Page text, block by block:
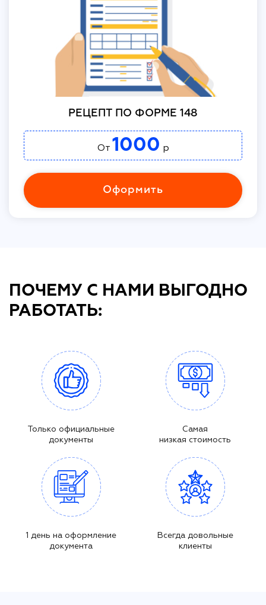
РЕЦЕПТ ПО ФОРМЕ 148
От 1000 р
Оформить
ПОЧЕМУ С НАМИ ВЫГОДНО
РАБОТАТЬ:
Только официальные
документы
Самая
низкая стоимость
1 день на оформление
документа
Всегда довольные
клиенты